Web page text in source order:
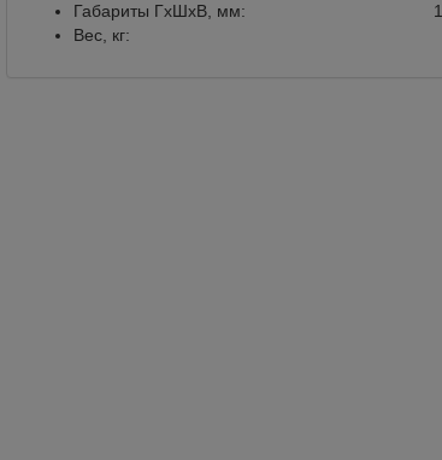
Габариты ГхШхВ, мм:
Вес, кг: